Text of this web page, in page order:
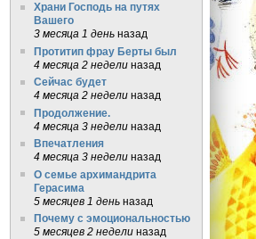
Храни Господь на путях
Вашего
3 месяца 1 деньназад
Протитип фрау Берты был
4 месяца 2 неделиназад
Сейчас будет
4 месяца 2 неделиназад
Продолжение.
4 месяца 3 неделиназад
Впечатления
4 месяца 3 неделиназад
О семье архимандрита
Герасима
5 месяцев 1 деньназад
Почему с эмоциональностью
5 месяцев 2 неделиназад